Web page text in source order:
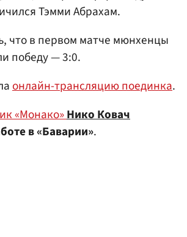
Тэмми Абрахам.
что в первом матче мюнхенцы
победу — 3:0.
онлайн-трансляцию поединка.
«Монако»Нико Ковач
в «Баварии».